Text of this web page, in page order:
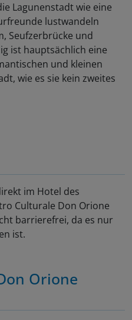
Lagunenstadt wie eine
lustwandeln
Seufzerbrücke und
ist hauptsächlich eine
und kleinen
wie es sie kein zweites
im Hotel des
Culturale Don Orione
barrierefrei, da es nur
ist.
Orione